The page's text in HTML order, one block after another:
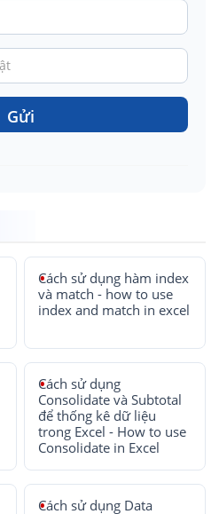
Gửi
Cách sử dụng hàm index
và match - how to use
index and match in excel
Cách sử dụng
Consolidate và Subtotal
để thống kê dữ liệu
trong Excel - How to use
Consolidate in Excel
Cách sử dụng Data